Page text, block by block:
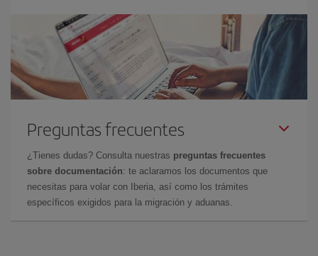
Preguntas frecuentes
¿Tienes dudas? Consulta nuestras preguntas frecuentes
sobre documentación: te aclaramos los documentos que
necesitas para volar con Iberia, así como los trámites
específicos exigidos para la migración y aduanas.